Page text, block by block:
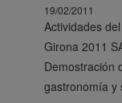
19/02/2011
Actividades
Girona 2011
Demostración
gastronomía y